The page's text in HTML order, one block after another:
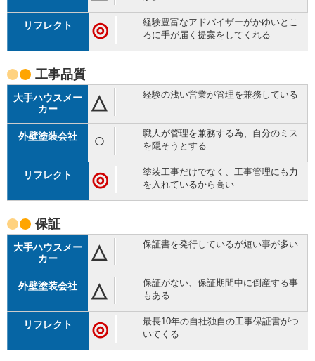
◎
経験豊富なアドバイザーがかゆいとこ
ろに手が届く提案をしてくれる
工事品質
△ 経験の浅い営業が管理を兼務している
○
職人が管理を兼務する為、自分のミス
を隠そうとする
◎
塗装工事だけでなく、工事管理にも力
を入れているから高い
保証
△ 保証書を発行しているが短い事が多い
△
保証がない、保証期間中に倒産する事
もある
◎
最長10年の自社独自の工事保証書がつ
いてくる